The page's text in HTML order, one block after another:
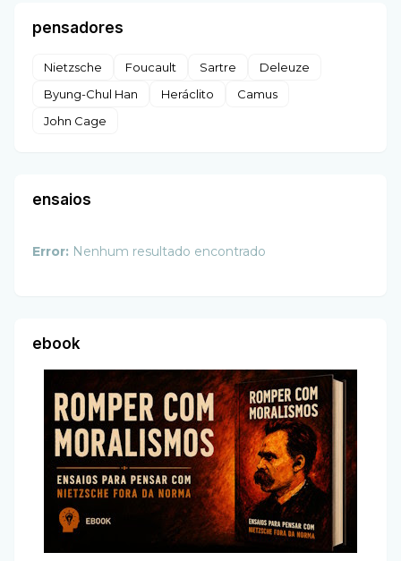
pensadores
Nietzsche Foucault Sartre
Deleuze
Byung-Chul Han
Heráclito
Camus
John Cage
ensaios
Error: Nenhum resultado encontrado
ebook